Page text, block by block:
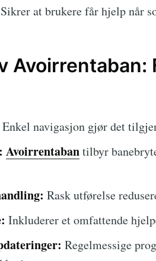
Sikrer at brukere får hjelp når
Avoirrentaban:
Enkel navigasjon gjør det
Avoirrentabantilbyr
Rask utførelse
Inkluderer et omfattende
Regelmessige